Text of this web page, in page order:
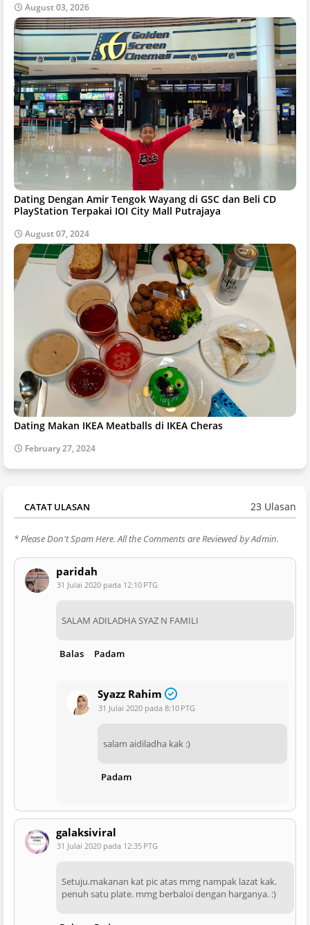
August 03, 2026
Dating Dengan Amir Tengok Wayang di GSC dan Beli CD
PlayStation Terpakai IOI City Mall Putrajaya
August 07, 2024
Dating Makan IKEA Meatballs di IKEA Cheras
February 27, 2024
CATAT ULASAN 23 Ulasan
* Please Don't Spam Here. All the Comments are Reviewed by Admin.
paridah
31 Julai 2020 pada 12:10 PTG
SALAM ADILADHA SYAZ N FAMILI
Balas Padam
Syazz Rahim
31 Julai 2020 pada 8:10 PTG
salam aidiladha kak :)
Padam
galaksiviral
31 Julai 2020 pada 12:35 PTG
Setuju.makanan kat pic atas mmg nampak lazat kak.
penuh satu plate. mmg berbaloi dengan harganya. :)